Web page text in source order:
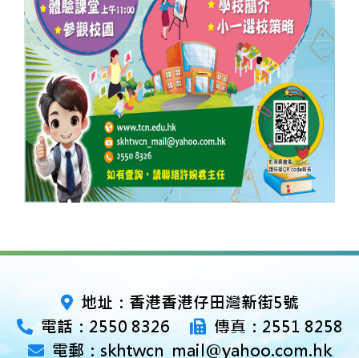
地址：香港香港仔田灣新街5號
電話：2550 8326
傳真：2551 8258
電郵：skhtwcn_mail@yahoo.com.hk